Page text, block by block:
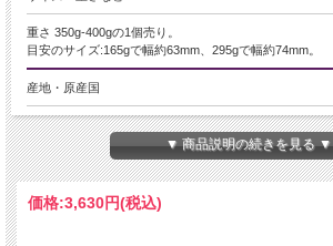
重さ 350g-400gの1個売り。
目安のサイズ:165gで幅約63mm、295gで幅約74mm。
産地・原産国
マダガスカル産
グレードなど
-
▼ 商品説明の続きを見る ▼
価格:3,630円(税込)